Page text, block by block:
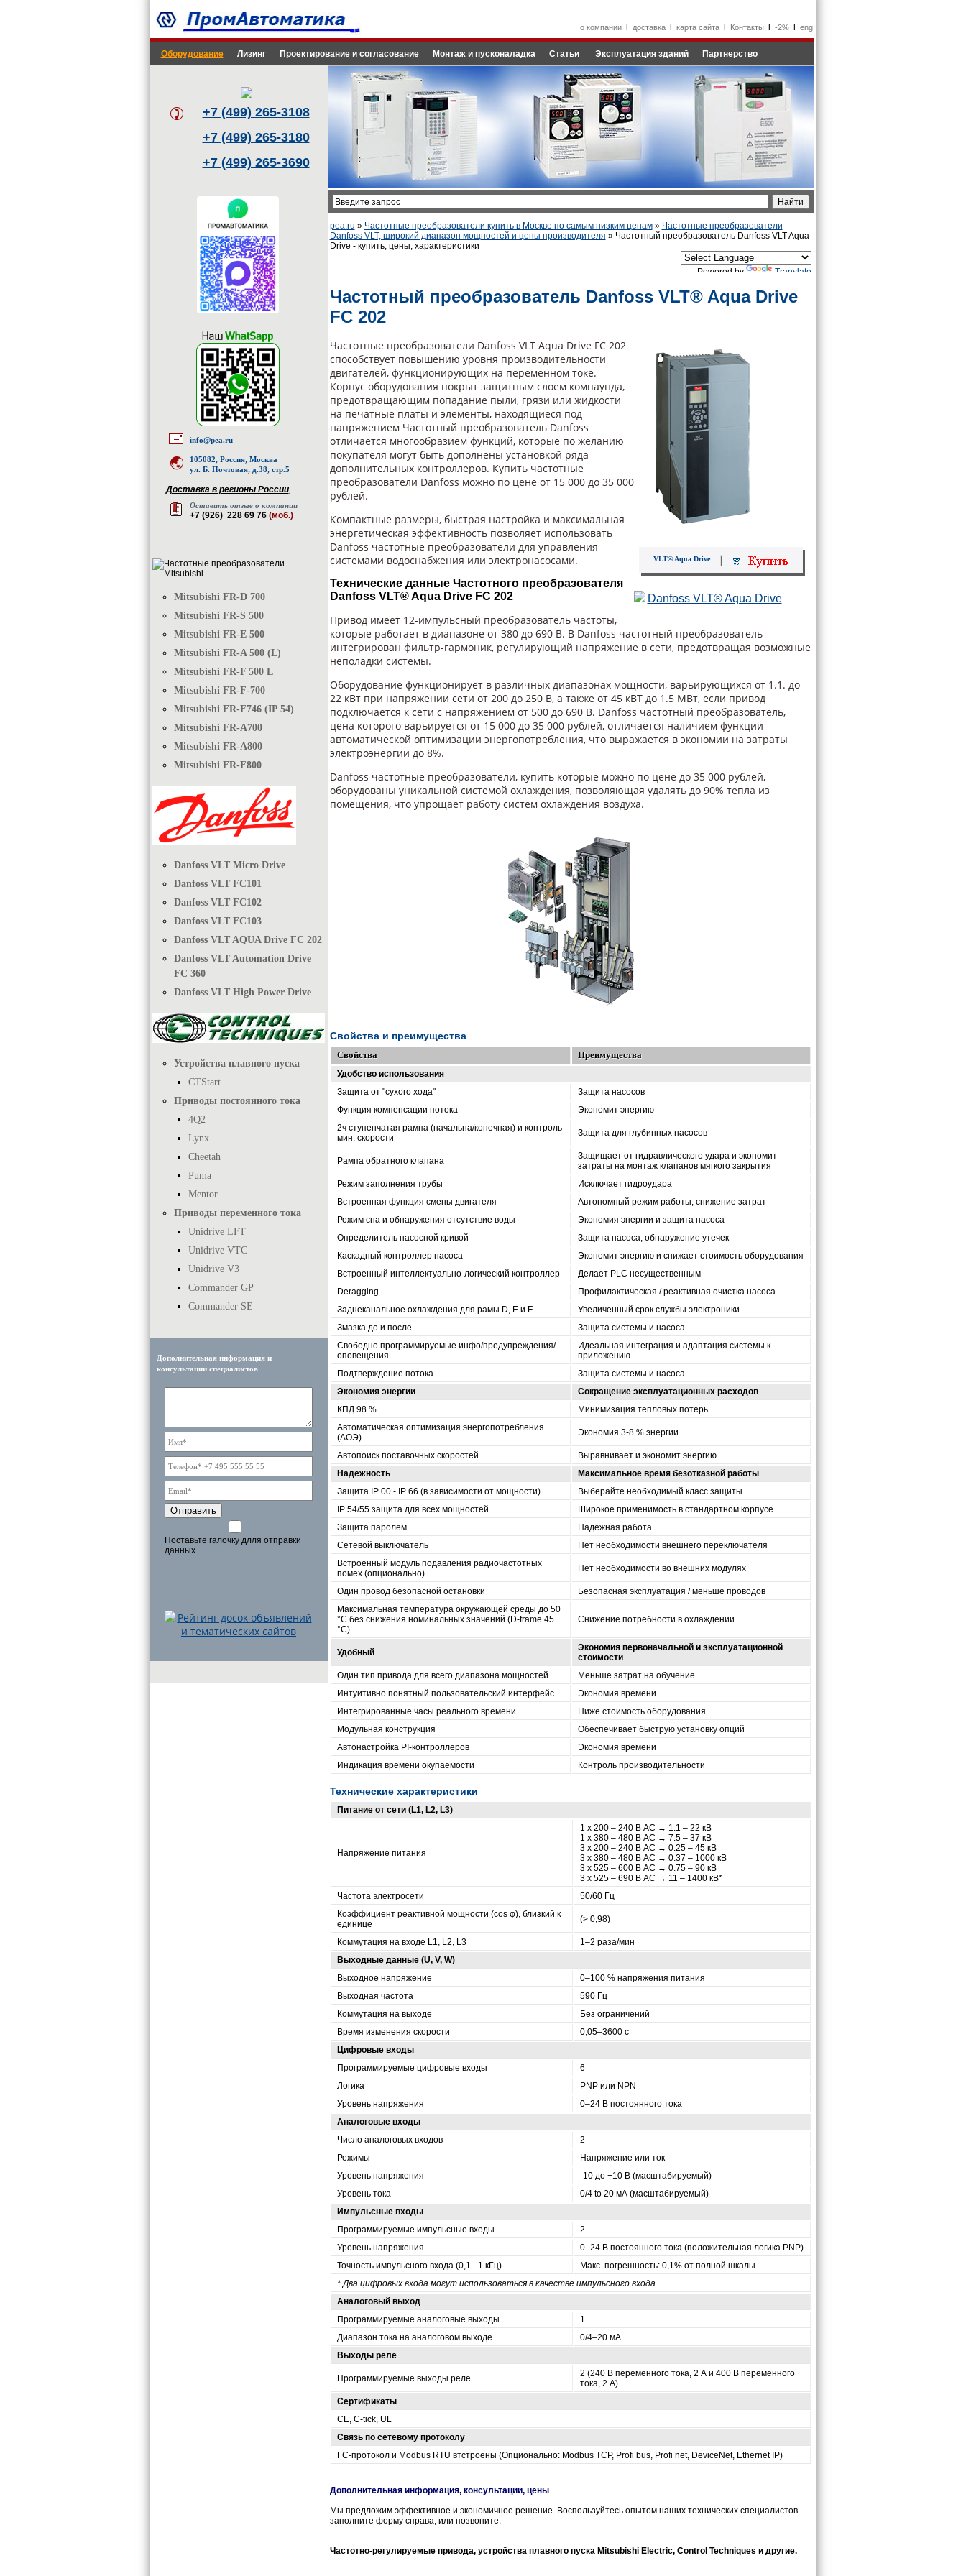
о компанииl доставкаl карта сайтаl Контакты -2%l eng
Оборудование Лизинг Проектирование и согласование Монтаж и пусконаладка Статьи Эксплуатация зданий Партнерство
+7 (499) 265-3108
+7 (499) 265-3180
+7 (499) 265-3690
info@pea.ru
105082, Россия, Москва
ул. Б. Почтовая, д.38, стр.5
Доставка в регионы России,
Оставить отзыв о компании
+7 (926) 228 69 76 (моб.)
Mitsubishi FR-D 700
Mitsubishi FR-S 500
Mitsubishi FR-E 500
Mitsubishi FR-A 500 (L)
Mitsubishi FR-F 500 L
Mitsubishi FR-F-700
Mitsubishi FR-F746 (IP 54)
Mitsubishi FR-A700
Mitsubishi FR-A800
Mitsubishi FR-F800
Danfoss VLT Micro Drive
Danfoss VLT FC101
Danfoss VLT FC102
Danfoss VLT FC103
Danfoss VLT AQUA Drive FC 202
Danfoss VLT Automation Drive
FC 360
Danfoss VLT High Power Drive
Устройства плавного пуска
CTStart
Приводы постоянного тока
4Q2
Lynx
Cheetah
Puma
Mentor
Приводы переменного тока
Unidrive LFT
Unidrive VTC
Unidrive V3
Commander GP
Commander SE
Дополнительная информация и
консультации специалистов
Отправить
Поставьте галочку длля отправки
данных
pea.ru » Частотные преобразователи купить в Москве по самым низким ценам» Частотные преобразователи
Danfoss VLT, широкий диапазон мощностей и цены производителя » Частотный преобразователь Danfoss VLT Aqua
Drive - купить, цены, характеристики
Powered by Translate
Частотный преобразователь Danfoss VLT® Aqua Drive
FC 202
VLT® Aqua Drive
Danfoss VLT® Aqua Drive
Частотные преобразователи Danfoss VLT Aqua Drive FC 202
способствует повышению уровня производительности
двигателей, функционирующих на переменном токе.
Корпус оборудования покрыт защитным слоем компаунда,
предотвращающим попадание пыли, грязи или жидкости
на печатные платы и элементы, находящиеся под
напряжением Частотный преобразователь Danfoss
отличается многообразием функций, которые по желанию
покупателя могут быть дополнены установкой ряда
дополнительных контроллеров. Купить частотные
преобразователи Danfoss можно по цене от 15 000 до 35 000
рублей.
Компактные размеры, быстрая настройка и максимальная
энергетическая эффективность позволяет использовать
Danfoss частотные преобразователи для управления
системами водоснабжения или электронасосами.
Технические данные Частотного преобразователя
Danfoss VLT® Aqua Drive FC 202
Привод имеет 12-импульсный преобразователь частоты,
которые работает в диапазоне от 380 до 690 В. В Danfoss частотный преобразователь
интегрирован фильтр-гармоник, регулирующий напряжение в сети, предотвращая возможные
неполадки системы.
Оборудование функционирует в различных диапазонах мощности, варьирующихся от 1.1. до
22 кВт при напряжении сети от 200 до 250 В, а также от 45 кВТ до 1.5 МВт, если привод
подключается к сети с напряжением от 500 до 690 В. Danfoss частотный преобразователь,
цена которого варьируется от 15 000 до 35 000 рублей, отличается наличием функции
автоматической оптимизации энергопотребления, что выражается в экономии на затраты
электроэнергии до 8%.
Danfoss частотные преобразователи, купить которые можно по цене до 35 000 рублей,
оборудованы уникальной системой охлаждения, позволяющая удалять до 90% тепла из
помещения, что упрощает работу систем охлаждения воздуха.
Свойства и преимущества
Свойства Преимущества
Удобство использования
Защита от "сухого хода"
Защита насосов
Функция компенсации потока
Экономит энергию
2ч ступенчатая рампа (начальна/конечная) и контроль
мин. скорости
Защита для глубинных насосов
Рампа обратного клапана
Защищает от гидравлического удара и экономит
затраты на монтаж клапанов мягкого закрытия
Режим заполнения трубы
Исключает гидроудара
Встроенная функция смены двигателя
Автономный режим работы, снижение затрат
Режим сна и обнаружения отсутствие воды
Экономия энергии и защита насоса
Определитель насосной кривой
Защита насоса, обнаружение утечек
Каскадный контроллер насоса
Экономит энергию и снижает стоимость оборудования
Встроенный интеллектуально-логический контроллер
Делает PLC несущественным
Deragging
Профилактическая / реактивная очистка насоса
Заднеканальное охлаждения для рамы D, E и F
Увеличенный срок службы электроники
Змазка до и после
Защита системы и насоса
Свободно программируемые инфо/предупреждения/
оповещения
Идеальная интеграция и адаптация системы к
приложению
Подтверждение потока
Защита системы и насоса
Экономия энергии
Сокращение эксплуатационных расходов
КПД 98 %
Минимизация тепловых потерь
Автоматическая оптимизация энергопотребления
(АОЭ)
Экономия 3-8 % энергии
Автопоиск поставочных скоростей
Выравнивает и экономит энергию
Надежность
Максимальное время безотказной работы
Защита IP 00 - IP 66 (в зависимости от мощности)
Выберайте необходимый класс защиты
IP 54/55 защита для всех мощностей
Широкое применимость в стандартном корпусе
Защита паролем
Надежная работа
Сетевой выключатель
Нет необходимости внешнего переключателя
Встроенный модуль подавления радиочастотных
помех (опционально)
Нет необходимости во внешних модулях
Один провод безопасной остановки
Безопасная эксплуатация / меньше проводов
Максимальная температура окружающей среды до 50
°C без снижения номинальных значений (D-frame 45
°C)
Снижение потребности в охлаждении
Удобный
Экономия первоначальной и эксплуатационной
стоимости
Один тип привода для всего диапазона мощностей
Меньше затрат на обучение
Интуитивно понятный пользовательский интерфейс
Экономия времени
Интегрированные часы реального времени
Ниже стоимость оборудования
Модульная конструкция
Обеспечивает быструю установку опций
Автонастройка PI-контроллеров
Экономия времени
Индикация времени окупаемости
Контроль производительности
Технические характеристики
Питание от сети (L1, L2, L3)
Напряжение питания
1 x 200 – 240 В AC → 1.1 – 22 кВ
1 x 380 – 480 В AC → 7.5 – 37 кВ
3 x 200 – 240 В AC → 0.25 – 45 кВ
3 x 380 – 480 В AC → 0.37 – 1000 кВ
3 x 525 – 600 В AC → 0.75 – 90 кВ
3 x 525 – 690 В AC → 11 – 1400 кВ*
Частота электросети
50/60 Гц
Коэффициент реактивной мощности (cos φ), близкий к
единице
(> 0,98)
Коммутация на входе L1, L2, L3
1–2 раза/мин
Выходные данные (U, V, W)
Выходное напряжение
0–100 % напряжения питания
Выходная частота
590 Гц
Коммутация на выходе
Без ограничений
Время изменения скорости
0,05–3600 с
Цифровые входы
Программируемые цифровые входы
6
Логика
PNP или NPN
Уровень напряжения
0–24 В постоянного тока
Аналоговые входы
Число аналоговых входов
2
Режимы
Напряжение или ток
Уровень напряжения
-10 до +10 В (масштабируемый)
Уровень тока
0/4 to 20 мА (масштабируемый)
Импульсные входы
Программируемые импульсные входы
2
Уровень напряжения
0–24 В постоянного тока (положительная логика PNP)
Точность импульсного входа (0,1 - 1 кГц)
Макс. погрешность: 0,1% от полной шкалы
* Два цифровых входа могут использоваться в качестве импульсного входа.
Аналоговый выход
Программируемые аналоговые выходы
1
Диапазон тока на аналоговом выходе
0/4–20 мА
Выходы реле
Программируемые выходы реле
2 (240 В переменного тока, 2 А и 400 В переменного
тока, 2 А)
Сертификаты
CE, C-tick, UL
Связь по сетевому протоколу
FC-протокол и Modbus RTU втстроены (Опционально: Modbus TCP, Profi bus, Profi net, DeviceNet, Ethernet IP)
Дополнительная информация, консультации, цены
Мы предложим эффективное и экономичное решение. Воспользуйтесь опытом наших технических специалистов -
заполните форму справа, или позвоните.
Частотно-регулируемые привода, устройства плавного пуска Mitsubishi Electric, Control Techniques и другие.